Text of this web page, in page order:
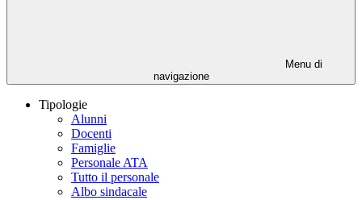
Menu di
navigazione
Tipologie
Alunni
Docenti
Famiglie
Personale ATA
Tutto il personale
Albo sindacale